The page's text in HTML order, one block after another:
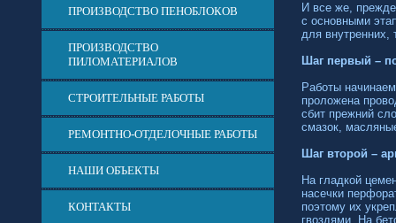
ПРОИЗВОДСТВО ПЕНОБЛОКОВ
ПРОИЗВОДСТВО
ПИЛОМАТЕРИАЛОВ
СТРОИТЕЛЬНЫЕ РАБОТЫ
РЕМОНТНО-ОТДЕЛОЧНЫЕ РАБОТЫ
НАШИ ОБЪЕКТЫ
КОНТАКТЫ
И все же, прежде
с основными
для внутренних,
Шаг первый –
Работы
проложена
сбит прежний
смазок,
Шаг второй –
На гладкой
насечки
поэтому их
гвоздями. На